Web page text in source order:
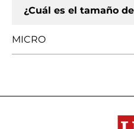
¿Cuál es el tamaño
MICRO